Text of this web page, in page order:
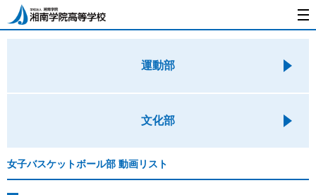
女子バスケットボール部 動画リスト
運動部
文化部